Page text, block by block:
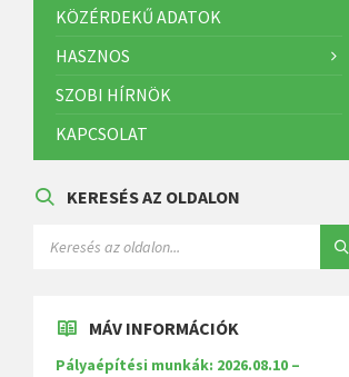
KÖZÉRDEKŰ ADATOK
HASZNOS
SZOBI HÍRNÖK
KAPCSOLAT
KERESÉS AZ OLDALON
MÁV INFORMÁCIÓK
Pályaépítési munkák: 2026.08.10 –